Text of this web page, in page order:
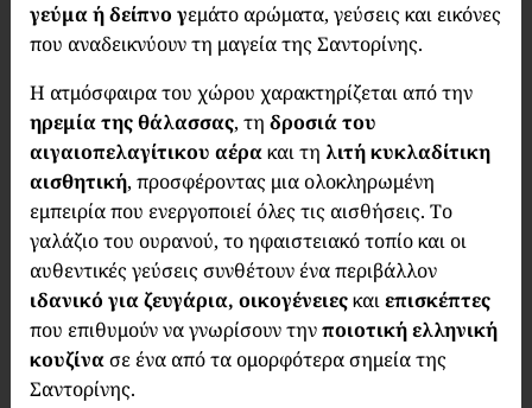
γεύμα ή δείπνο γεμάτο αρώματα, γεύσεις και εικόνες
που αναδεικνύουν τη μαγεία της Σαντορίνης.
Η ατμόσφαιρα του χώρου χαρακτηρίζεται από την
ηρεμία της θάλασσας, τη δροσιά του
αιγαιοπελαγίτικου αέρακαι τη λιτή κυκλαδίτικη
αισθητική, προσφέροντας μια ολοκληρωμένη
εμπειρία που ενεργοποιεί όλες τις αισθήσεις. Το
γαλάζιο του ουρανού, το ηφαιστειακό τοπίο και οι
αυθεντικές γεύσεις συνθέτουν ένα περιβάλλον
ιδανικό για ζευγάρια, οικογένειεςκαιεπισκέπτες
που επιθυμούν να γνωρίσουν τηνποιοτική ελληνική
κουζίνασε ένα από τα ομορφότερα σημεία της
Σαντορίνης.